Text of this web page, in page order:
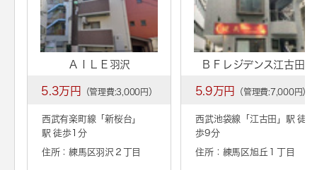
ＡＩＬＥ羽沢
5.3万円 （管理費:3,000円）
西武有楽町線「新桜台 」
駅 徒歩1分
住所：練馬区羽沢２丁目
ＢＦレジデンス江古田
5.9万円 （管理費:7,000円）
西武池袋線「 江古田 」駅 徒
歩9分
住所：練馬区旭丘１丁目